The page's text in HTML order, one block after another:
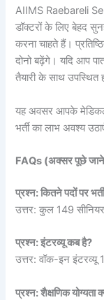
AIIMS Raebareli
डॉक्टरों के लिए बेहद
करना चाहते हैं।
दोनो बढ़ेंगे। यदि आप
तैयारी के साथ उपस्थित
यह अवसर आपके
भर्ती का लाभ अवश्य
FAQs (अक्सर पूछे जाने
प्रश्न: कितने पदों पर
उत्तर: कुल 149 सीनियर
प्रश्न: इंटरव्यू कब है?
उत्तर: वॉक-इन इंटरव्यू
प्रश्न: शैक्षणिक योग्यता